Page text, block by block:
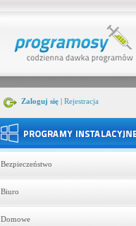
Zaloguj się| Rejestracja
Bezpieczeństwo
Biuro
Domowe